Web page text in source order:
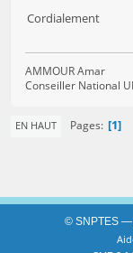
Cordialement
AMMOUR Amar
Conseiller National
EN HAUT Pages 1
© SNPTES —